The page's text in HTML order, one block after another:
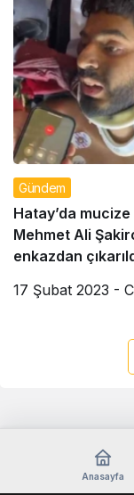
Gündem
Hatay’da
Mehmet Ali
enkazdan
17 Şubat 2023 -
Anasayfa